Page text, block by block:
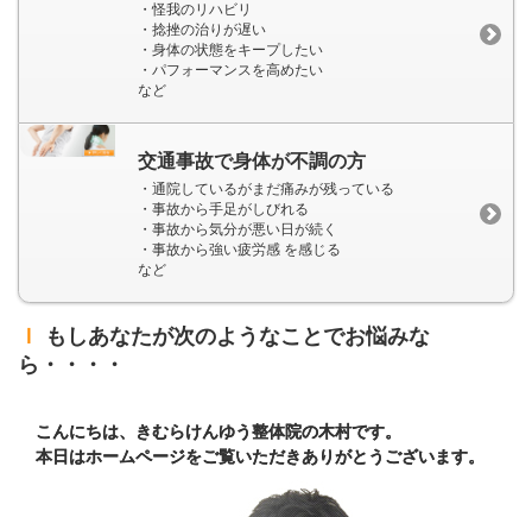
・怪我のリハビリ
・捻挫の治りが遅い
・身体の状態をキープしたい
・パフォーマンスを高めたい
など
交通事故で身体が不調の方
・通院しているがまだ痛みが残っている
・事故から手足がしびれる
・事故から気分が悪い日が続く
・事故から強い疲労感 を感じる
など
もしあなたが次のようなことでお悩みな
ら・・・・
こんにちは、きむらけんゆう整体院の木村です。
本日はホームページをご覧いただきありがとうございます。